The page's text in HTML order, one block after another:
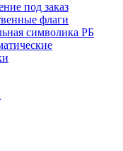
под заказ
флаги
символика РБ